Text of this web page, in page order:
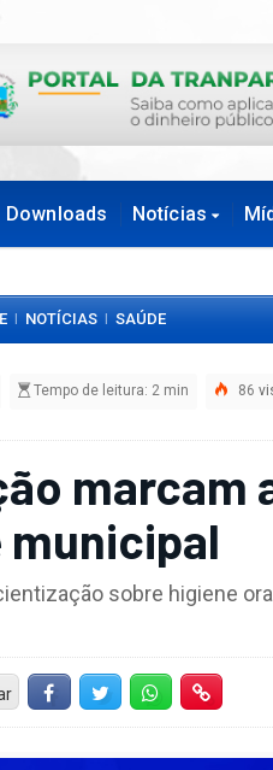
Downloads Notícias
| NOTÍCIAS| SAÚDE
Tempo de leitura: 2 min 86
marcam
municipal
sobre higiene
FacebookTwitter Whatsapp